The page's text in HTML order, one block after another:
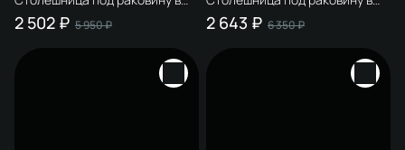
ванную STWORKI Монтре 60
белая, МДФ, с отверстием по
2 502 ₽ 5 950 ₽
ванную STWORKI Монтре 70
белая, МДФ, с отверстием по
2 643 ₽ 6 350 ₽